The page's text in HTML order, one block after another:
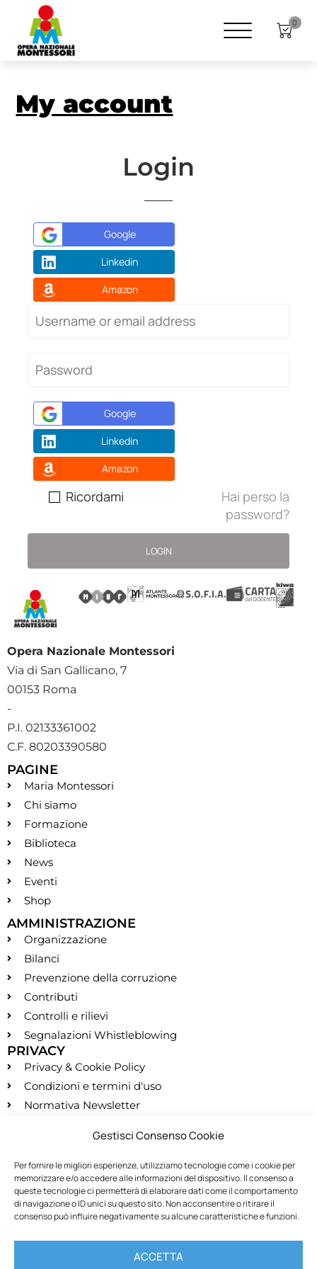
Gestisci Consenso Cookie
Per fornire le migliori esperienze, utilizziamo tecnologie come i cookie per
memorizzare e/o accedere alle informazioni del dispositivo. Il consenso a
queste tecnologie ci permetterà di elaborare dati come il comportamento
di navigazione o ID unici su questo sito. Non acconsentire o ritirare il
consenso può influire negativamente su alcune caratteristiche e funzioni.
ACCETTA
0
My account
Login
Google
Linkedin
Amazon
Google
Linkedin
Amazon
Ricordami
Hai perso la
password?
Opera Nazionale Montessori
Via di San Gallicano, 7
00153 Roma
-
P.I. 02133361002
C.F. 80203390580
PAGINE
Maria Montessori
Chi siamo
Formazione
Biblioteca
News
Eventi
Shop
AMMINISTRAZIONE
Organizzazione
Bilanci
Prevenzione della corruzione
Contributi
Controlli e rilievi
Segnalazioni Whistleblowing
PRIVACY
Privacy & Cookie Policy
Condizioni e termini d'uso
Normativa Newsletter
segreteria@montessori.it
(+39) 06.584.865
(+39) 06.587.959
SOCIALS